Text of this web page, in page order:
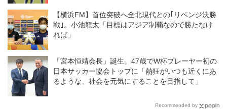
【横浜FM】首位突破へ全北現代との｢リベンジ決勝
戦｣。小池龍太「目標はアジア制覇なので勝たなけ
れば」
「宮本恒靖会長」誕生。47歳でW杯プレーヤー初の
日本サッカー協会トップに「熱狂がいつも近くにあ
るような、社会を元気にすることを目指して」
Recommended by